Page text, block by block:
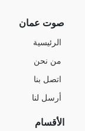
صوت عمان
الرئيسية
من نحن
اتصل بنا
أرسل لنا
الأقسام